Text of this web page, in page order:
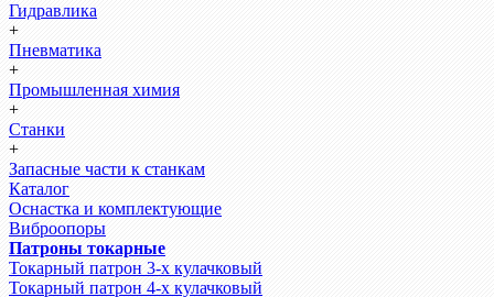
Гидравлика
+
Пневматика
+
Промышленная химия
+
Станки
+
Запасные части к станкам
Каталог
Оснастка и комплектующие
Виброопоры
Патроны токарные
Токарный патрон 3-х кулачковый
Токарный патрон 4-х кулачковый